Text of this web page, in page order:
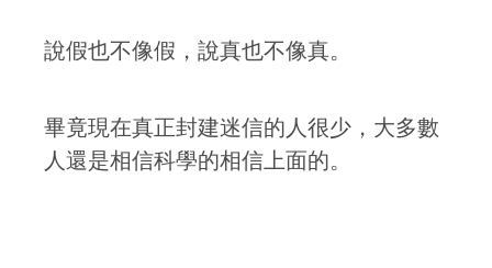
說假也不像假，說真也不像真。
畢竟現在真正封建迷信的人很少，大多數
人還是相信科學的相信上面的。